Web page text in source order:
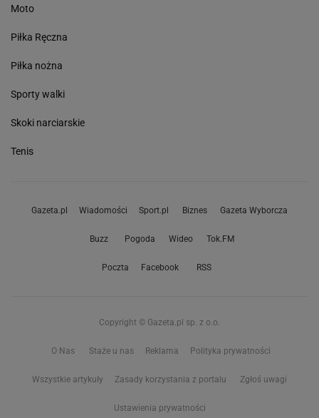
Moto
Piłka Ręczna
Piłka nożna
Sporty walki
Skoki narciarskie
Tenis
Gazeta.pl Wiadomości Sport.pl Biznes Gazeta Wyborcza
Buzz Pogoda Wideo Tok.FM
Poczta Facebook RSS
Copyright © Gazeta.pl sp. z o.o.
O Nas Staże u nas Reklama Polityka prywatności
Wszystkie artykuły Zasady korzystania z portalu Zgłoś uwagi
Ustawienia prywatności